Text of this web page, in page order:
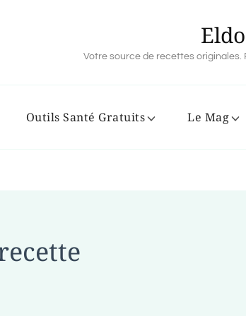
Votre source de recettes
Outils Santé Gratuits Le Mag